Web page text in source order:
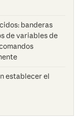
banderas
de variables de
establecer el